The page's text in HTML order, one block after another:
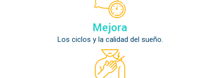
Mejora
Los ciclos y la calidad del sueño.